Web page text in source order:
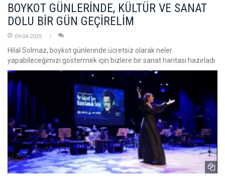
BOYKOT GÜNLERİNDE, KÜLTÜR VE SANAT
DOLU BİR GÜN GEÇİRELİM
09-04-2025
Hilal Solmaz, boykot günlerinde ücretsiz olarak neler
yapabileceğimizi göstermek için bizlere bir sanat haritası hazırladı